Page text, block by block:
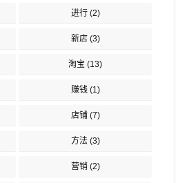
进行(2)
新店(3)
淘宝 (13)
赚钱(1)
店铺(7)
方法(3)
营销 (2)